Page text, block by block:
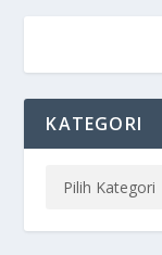
KATEGORI